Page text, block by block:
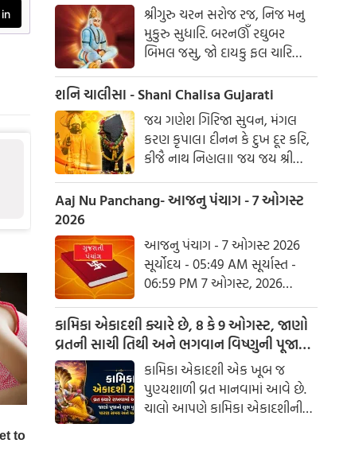
શ્રીગુરુ ચરન સરોજ રજ, નિજ મનુ
મુકુરુ સુધારિ. બરનઊઁ રઘુબર
બિમલ જસુ, જો દાયકુ ફલ ચારિ
બુદ્ધિહીન તનુ જાનિકે, સુમિરૌં પવન-
કુમાર. બલ બુદ્ધિ બિદ્યા દેહુ મોહિં,
હરહુ કલેસ બિકાર
શનિ ચાલીસા - Shani Chalisa Gujarati
જય ગણેશ ગિરિજા સુવન, મંગલ
કરણ કૃપાલ। દીનન કે દુખ દૂર કરિ,
કીજૈ નાથ નિહાલ॥ જય જય શ્રી
શનિદેવ પ્રભુ, સુનહુ વિનય મહારાજ।
કરહુ કૃપા હે રવિ તનય, રાખહુ જન
કી લાજ॥ શનિ ચાલીસા ચૌપાઈ :
Aaj Nu Panchang- આજનુ પંચાગ - 7 ઓગસ્ટ
2026
આજનુ પંચાગ - 7 ઓગસ્ટ 2026
સૂર્યોદય - 05:49 AM સૂર્યાસ્ત -
06:59 PM 7 ઓગસ્ટ, 2026
શુક્રવાર આષાઢ વદ નોમ - વિક્રમ
સંવત 2082
કામિકા એકાદશી ક્યારે છે, 8 કે 9 ઓગસ્ટ, જાણો
વ્રતની સાચી તિથી અને ભગવાન વિષ્ણુની પૂજાનું
શુભ મુહૂર્ત
કામિકા એકાદશી એક ખૂબ જ
પુણ્યશાળી વ્રત માનવામાં આવે છે.
ચાલો આપણે કામિકા એકાદશીની